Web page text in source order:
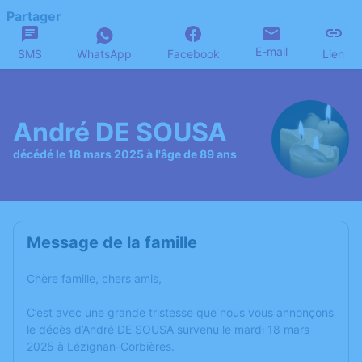
Partager
SMS WhatsApp Facebook E-mail Lien
André DE SOUSA
décédé le 18 mars 2025 à l'âge de 89 ans
Message de la famille
Chère famille, chers amis,
C’est avec une grande tristesse que nous vous annonçons
le décès d’André DE SOUSA survenu le mardi 18 mars
2025 à Lézignan-Corbières.